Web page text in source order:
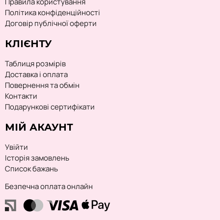
Політика конфіденційності
Договір публічної оферти
КЛІЄНТУ
Таблиця розмірів
Доставка і оплата
Повернення та обмін
Контакти
Подарункові сертифікати
МІЙ АКАУНТ
Увійти
Історія замовлень
Список бажань
Безпечна оплата онлайн